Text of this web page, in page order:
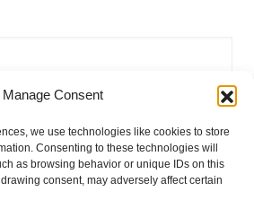
Manage Consent
we use technologies like cookies to store
Consenting to these technologies will
as browsing behavior or unique IDs on this
consent, may adversely affect certain
and website in this browser for the